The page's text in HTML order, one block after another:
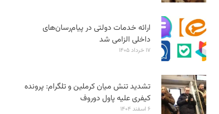
ارائه خدمات دولتی در پیام‌رسان‌های
داخلی الزامی شد
۱۷ خرداد ۱۴۰۵
تشدید تنش میان کرملین و تلگرام: پرونده
کیفری علیه پاول دوروف
۶ اسفند ۱۴۰۴